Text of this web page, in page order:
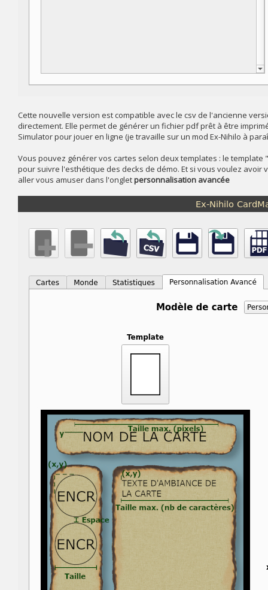
Cette nouvelle version est compatible avec le csv de l'ancienne
directement. Elle permet de générer un fichier pdf prêt à être
Simulator pour jouer en ligne (je travaille sur un mod Ex-Nihilo à
Vous pouvez générer vos cartes selon deux templates : le
pour suivre l'esthétique des decks de démo. Et si vous voulez
aller vous amuser dans l'ongletpersonnalisation avancée